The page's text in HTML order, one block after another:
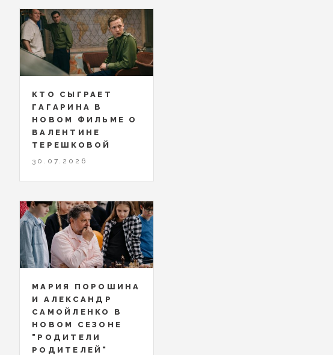
КТО СЫГРАЕТ
ГАГАРИНА В
НОВОМ ФИЛЬМЕ О
ВАЛЕНТИНЕ
ТЕРЕШКОВОЙ
30.07.2026
МАРИЯ ПОРОШИНА
И АЛЕКСАНДР
САМОЙЛЕНКО В
НОВОМ СЕЗОНЕ
"РОДИТЕЛИ
РОДИТЕЛЕЙ"